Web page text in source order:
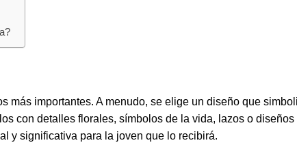
más importantes. A menudo, se elige un diseño que
con detalles florales, símbolos de la vida, lazos o
y significativa para la joven que lo recibirá.